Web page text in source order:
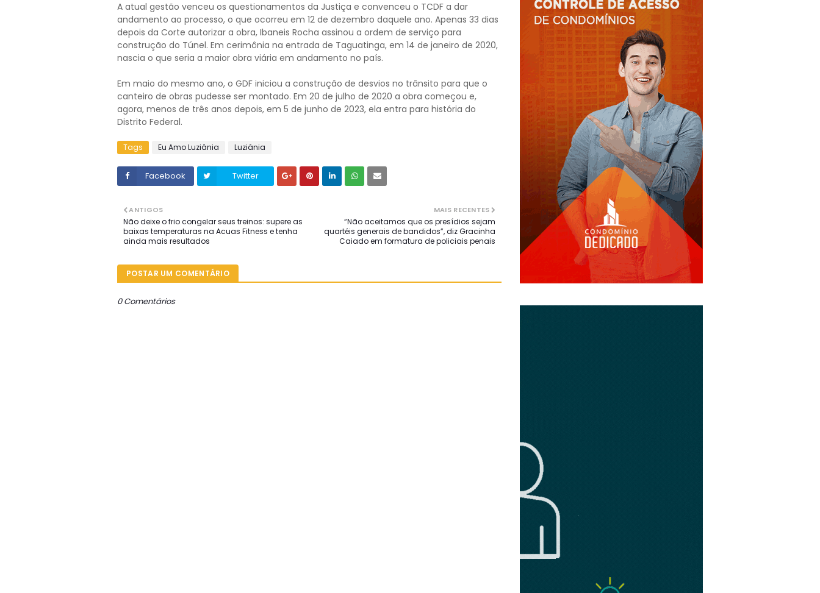
A atual gestão venceu os questionamentos da Justiça e convenceu o TCDF a dar
andamento ao processo, o que ocorreu em 12 de dezembro daquele ano. Apenas 33 dias
depois da Corte autorizar a obra, Ibaneis Rocha assinou a ordem de serviço para
construção do Túnel. Em cerimônia na entrada de Taguatinga, em 14 de janeiro de 2020,
nascia o que seria a maior obra viária em andamento no país.
Em maio do mesmo ano, o GDF iniciou a construção de desvios no trânsito para que o
canteiro de obras pudesse ser montado. Em 20 de julho de 2020 a obra começou e,
agora, menos de três anos depois, em 5 de junho de 2023, ela entra para história do
Distrito Federal.
Tags Eu Amo Luziânia Luziânia
Facebook Twitter
MAIS RECENTES
“Não aceitamos que os presídios sejam
quartéis generais de bandidos”, diz Gracinha
Caiado em formatura de policiais penais
ANTIGOS
Não deixe o frio congelar seus treinos: supere as
baixas temperaturas na Acuas Fitness e tenha
ainda mais resultados
POSTAR UM COMENTÁRIO
0 Comentários